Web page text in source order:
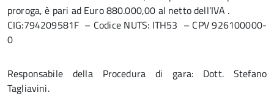
proroga, è pari ad Euro 880.000,00 al netto dell’IVA .
CIG:794209581F – Codice NUTS: ITH53 – CPV 926100000-
0
Responsabile della Procedura di gara: Dott. Stefano
Tagliavini.